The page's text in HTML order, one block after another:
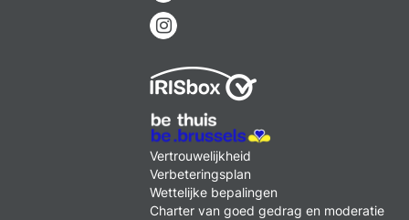
Instagram
MENU
FOOTER
LEGAL
Vertrouwelijkheid
Verbeteringsplan
Wettelijke bepalingen
Charter van goed gedrag en moderatie